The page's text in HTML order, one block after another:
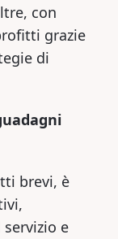
con
grazie
di
brevi, è
e